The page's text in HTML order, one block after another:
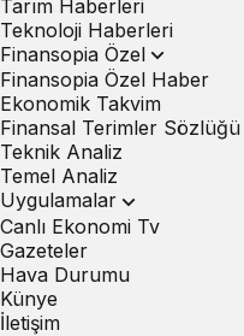
Tarım Haberleri
Teknoloji Haberleri
Finansopia Özel
Finansopia Özel Haber
Ekonomik Takvim
Finansal Terimler Sözlüğü
Teknik Analiz
Temel Analiz
Uygulamalar
Canlı Ekonomi Tv
Gazeteler
Hava Durumu
Künye
İletişim